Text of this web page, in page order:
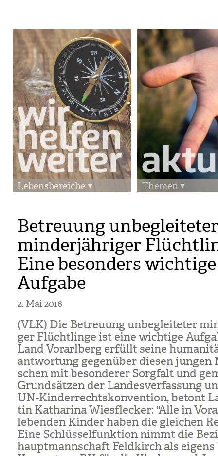
Lebensbereiche Themen
Betreuung unbegleiteter
minderjähriger
Eine besonders wichtige
Aufgabe
2. Mai 2016
(VLK) Die Betreu­ung unbe­glei­te­ter
ger Flücht­linge ist eine wich­tige
Land Vor­arl­berg erfüllt seine
ant­wor­tung gegen­über die­sen jun­gen
schen mit beson­de­rer Sorg­falt und
Grund­sät­zen der Lan­des­ver­fas­sung
UN-Kin­der­rechts­kon­ven­tion, betont
tin Katha­rina Wies­fle­cker: "Alle in
leben­den Kin­der haben die glei­chen
Eine Schlüs­sel­funk­tion nimmt die
haupt­mann­schaft Feld­kirch als